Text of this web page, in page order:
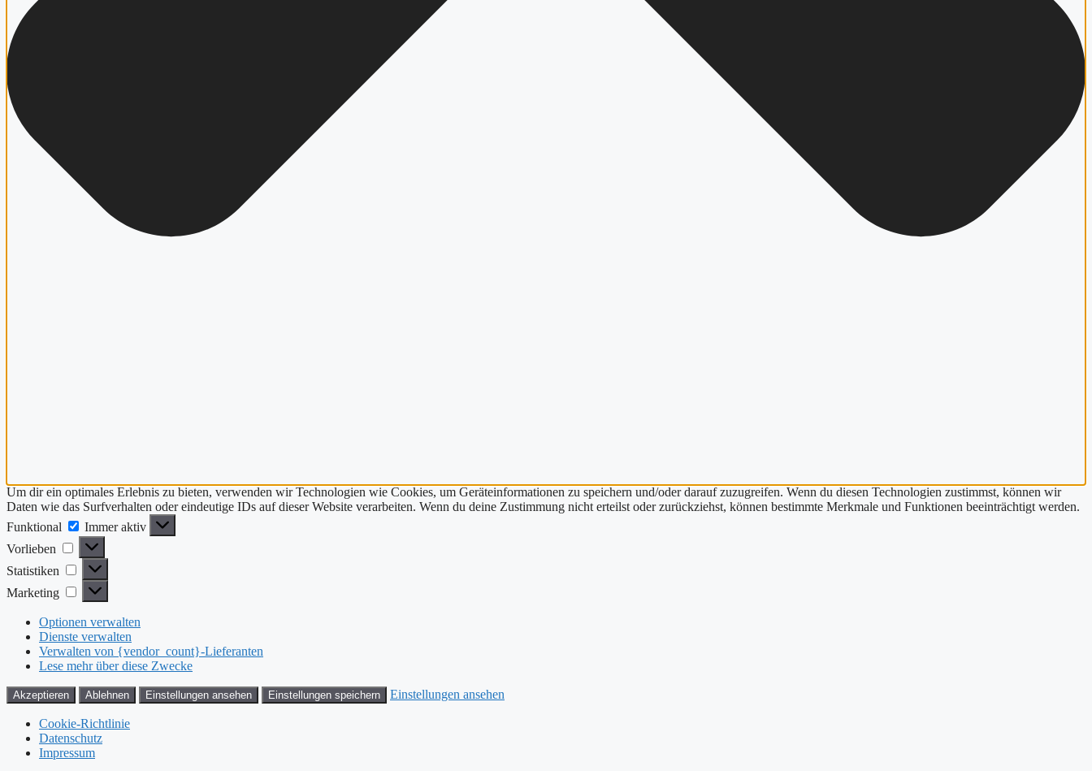
Um dir ein optimales Erlebnis zu bieten, verwenden wir Technologien wie Cookies, um Geräteinformationen zu speichern und/oder darauf zuzugreifen. Wenn du diesen Technologien zustimmst, können wir
Daten wie das Surfverhalten oder eindeutige IDs auf dieser Website verarbeiten. Wenn du deine Zustimmung nicht erteilst oder zurückziehst, können bestimmte Merkmale und Funktionen beeinträchtigt werden.
Funktional
Funktional
Immer aktiv
Vorlieben
Vorlieben
Statistiken Statistiken
Marketing Marketing
Optionen verwalten
Dienste verwalten
Verwalten von {vendor_count}-Lieferanten
Lese mehr über diese Zwecke
Akzeptieren Ablehnen Einstellungen ansehen Einstellungen speichern Einstellungen ansehen
Cookie-Richtlinie
Datenschutz
Impressum